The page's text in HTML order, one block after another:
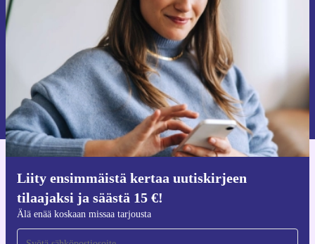
Liity ensimmäistä kertaa uutiskirjeen
tilaajaksi ja säästä 15 €!
Älä enää koskaan missaa tarjousta
Älä missaa enää yhtäkään tarjousta.
Pyydä etukuponki
Lisätietoja henkilötietojen käytöstä löydättietosuojaselosteestamme.
iOS:lle ja Androidille